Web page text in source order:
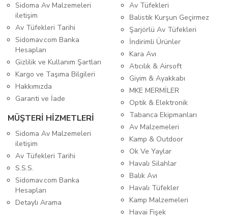
Sidoma Av Malzemeleri
iletişim
Av Tüfekleri Tarihi
Sidomav.com Banka
Hesapları
Gizlilik ve Kullanım Şartları
Kargo ve Taşıma Bilgileri
Hakkımızda
Garanti ve İade
MÜŞTERİ HİZMETLERİ
Sidoma Av Malzemeleri
iletişim
Av Tüfekleri Tarihi
S.S.S.
Sidomav.com Banka
Hesapları
Detaylı Arama
Av Tüfekleri
Balistik Kurşun Geçirmez
Şarjörlü Av Tüfekleri
İndirimli Ürünler
Kara Avı
Atıcılık & Airsoft
Giyim & Ayakkabı
MKE MERMİLER
Optik & Elektronik
Tabanca Ekipmanları
Av Malzemeleri
Kamp & Outdoor
Ok Ve Yaylar
Havalı Silahlar
Balık Avı
Havalı Tüfekler
Kamp Malzemeleri
Havai Fişek